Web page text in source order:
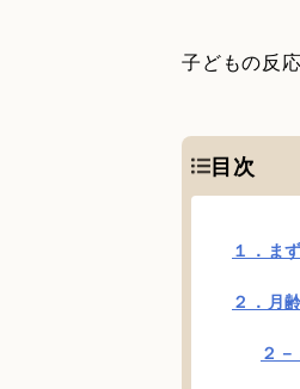
子どもの反
目次
１．ま
２．月
２